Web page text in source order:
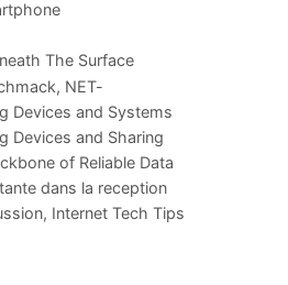
The Surface
NET-
im
Devices and Systems
Devices and Sharing
of Reliable Data
dans la reception
Internet Tech Tips